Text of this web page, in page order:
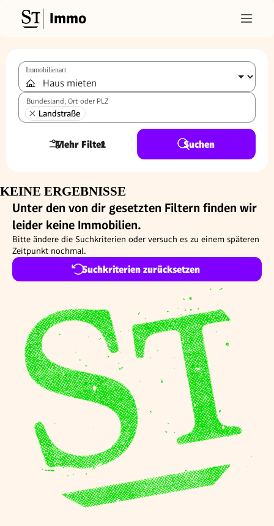
Immo
Immobilienart
Bundesland, Ort oder PLZ
Landstraße
Mehr Filter
1 Suchen
KEINE ERGEBNISSE
Unter den von dir gesetzten Filtern finden wir
leider keine Immobilien.
Bitte ändere die Suchkriterien oder versuch es zu einem späteren
Zeitpunkt nochmal.
Suchkriterien zurücksetzen